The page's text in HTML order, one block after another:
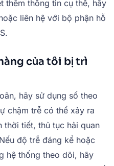
thêm thông tin cụ thể, hãy
liên hệ với bộ phận hỗ
của tôi bị trì
hãy sử dụng số theo
chậm trễ có thể xảy ra
thời tiết, thủ tục hải quan
độ trễ đáng kể hoặc
hệ thống theo dõi, hãy